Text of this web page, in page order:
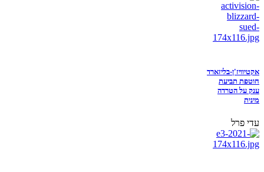
אקטיוויז'ן-בליזארד
חוטפת תביעת
ענק על הטרדה
מינית
עדי פרל